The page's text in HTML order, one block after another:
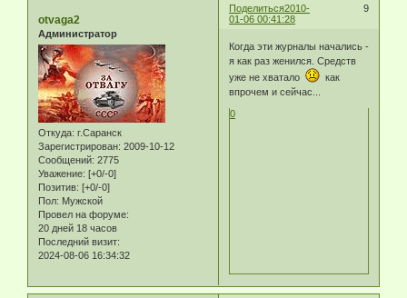
Поделиться 9
2010-
01-06 00:41:28
otvaga2
Администратор
Откуда: г.Саранск
Зарегистрирован: 2009-10-12
Сообщений: 2775
Уважение: [+0/-0]
Позитив: [+0/-0]
Пол: Мужской
Провел на форуме:
20 дней 18 часов
Последний визит:
2024-08-06 16:34:32
Когда эти журналы начались -
я как раз женился. Средств
уже не хватало
как
впрочем и сейчас...
0